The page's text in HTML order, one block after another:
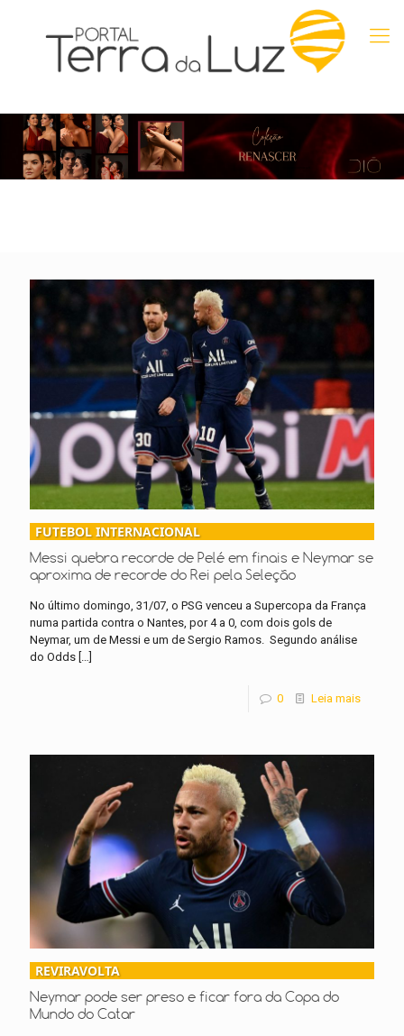
FUTEBOL INTERNACIONAL
Messi quebra recorde de Pelé em finais e Neymar se
aproxima de recorde do Rei pela Seleção
No último domingo, 31/07, o PSG venceu a Supercopa da França
numa partida contra o Nantes, por 4 a 0, com dois gols de
Neymar, um de Messi e um de Sergio Ramos. Segundo análise
do Odds […]
0 Leia mais
REVIRAVOLTA
Neymar pode ser preso e ficar fora da Copa do
Mundo do Catar